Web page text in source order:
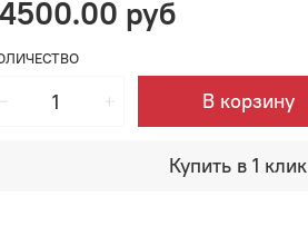
руб
В корзину
Купить в 1 клик